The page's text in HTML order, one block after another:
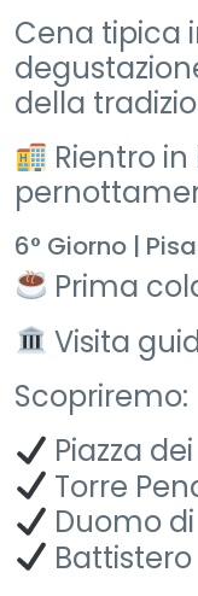
Cena tipica
della
Rientro
6° Giorno |
Prima
Visita
Scopriremo:
Piazza
Torre
Duomo di
Battistero